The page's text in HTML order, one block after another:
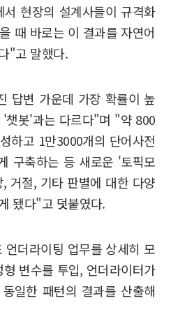
현장의 설계사들이 규격화
때 바로는 이 결과를 자연어
"고 말했다.
답변 가운데 가장 확률이 높
챗봇'과는 다르다"며 "약 800
하고 1만3000개의 단어사전
구축하는 등 새로운 '토픽모
거절, 기타 판별에 대한 다양
됐다"고 덧붙였다.
더라이팅 업무를 상세히 모
변수를 투입, 언더라이터가
일한 패턴의 결과를 산출해